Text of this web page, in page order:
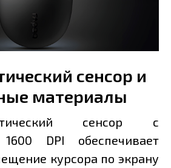
сенсор и
материалы
сенсор с
DPI обеспечивает
курсора по экрану